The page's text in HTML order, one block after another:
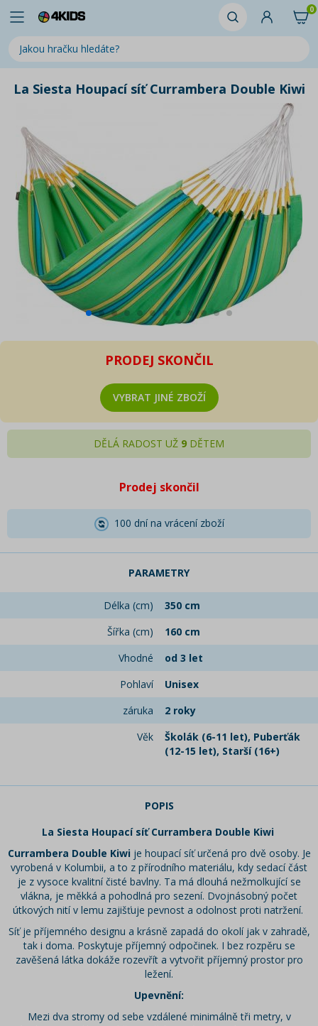
0
La Siesta Houpací síť Currambera Double Kiwi
PRODEJ SKONČIL
VYBRAT JINÉ ZBOŽÍ
DĚLÁ RADOST UŽ 9 DĚTEM
Prodej skončil
100 dní na vrácení zboží
PARAMETRY
Délka (cm)
350 cm
Šířka (cm)
160 cm
Vhodné
od 3 let
Pohlaví
Unisex
záruka
2 roky
Věk
Školák (6-11 let), Puberťák
(12-15 let), Starší (16+)
POPIS
La Siesta Houpací síť Currambera Double Kiwi
Currambera Double Kiwije houpací síť určená pro dvě osoby. Je
vyrobená v Kolumbii, a to z přírodního materiálu, kdy sedací část
je z vysoce kvalitní čisté bavlny. Ta má dlouhá nežmolkující se
vlákna, je měkká a pohodlná pro sezení. Dvojnásobný počet
útkových nití v lemu zajišťuje pevnost a odolnost proti natržení.
Síť je příjemného designu a krásně zapadá do okolí jak v zahradě,
tak i doma. Poskytuje příjemný odpočinek. I bez rozpěru se
zavěšená látka dokáže rozevřít a vytvořit příjemný prostor pro
ležení.
Upevnění:
Mezi dva stromy od sebe vzdálené minimálně tři metry, v